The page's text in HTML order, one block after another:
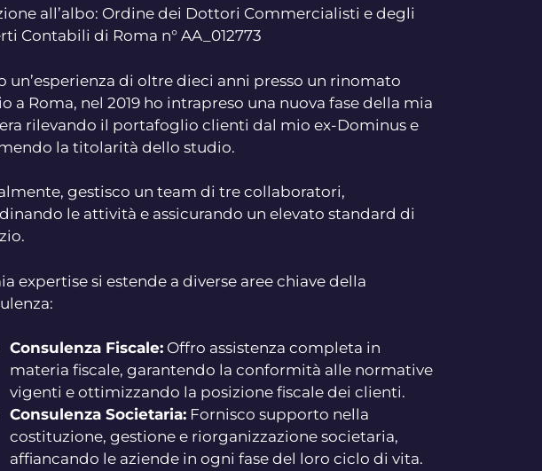
all’albo: Ordine dei Dottori Commercialisti e degli
Contabili di Roma n° AA_012773
un’esperienza di oltre dieci anni presso un rinomato
a Roma, nel 2019 ho intrapreso una nuova fase della mia
rilevando il portafoglio clienti dal mio ex-Dominus e
la titolarità dello studio.
gestisco un team di tre collaboratori,
le attività e assicurando un elevato standard di
expertise si estende a diverse aree chiave della
Consulenza Fiscale:Offro assistenza completa in
materia fiscale, garantendo la conformità alle normative
vigenti e ottimizzando la posizione fiscale dei clienti.
Consulenza Societaria:Fornisco supporto nella
costituzione, gestione e riorganizzazione societaria,
affiancando le aziende in ogni fase del loro ciclo di vita.